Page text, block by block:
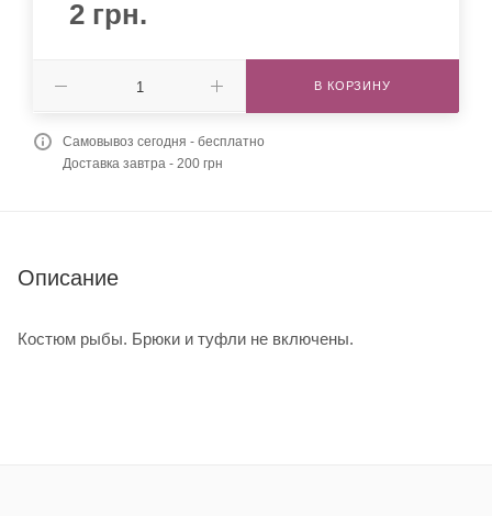
2 грн.
В КОРЗИНУ
Самовывоз сегодня - бесплатно
Доставка завтра - 200 грн
Описание
Костюм рыбы. Брюки и туфли не включены.